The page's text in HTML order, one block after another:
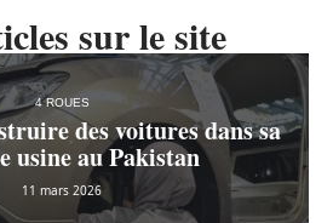
sur le site
4 ROUES
des voitures dans sa
usine au Pakistan
11 mars 2026